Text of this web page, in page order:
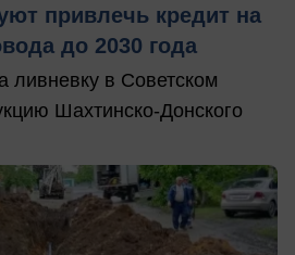
привлечь кредит на
до 2030 года
ливневку в Советском
Шахтинско-Донского